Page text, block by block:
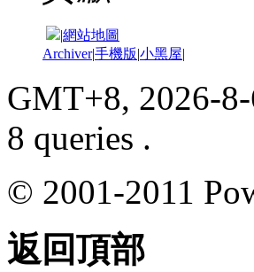
|網站地圖
Archiver|手機版|小黑屋|
GMT+8, 2026-
8 queries .
© 2001-2011
返回頂部